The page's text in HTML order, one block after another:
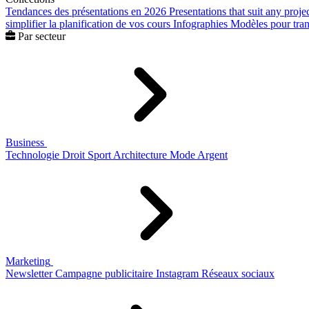
Tendances des présentations en 2026 Presentations that suit any
simplifier la planification de vos cours Infographies Modèles pour
Par secteur
Business
Technologie Droit Sport Architecture Mode Argent
Marketing
Newsletter Campagne publicitaire Instagram Réseaux sociaux